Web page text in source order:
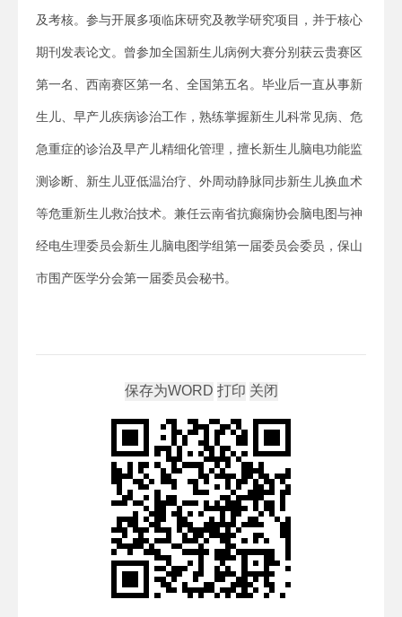
及考核。参与开展多项临床研究及教学研究项目，并于核心
期刊发表论文。曾参加全国新生儿病例大赛分别获云贵赛区
第一名、西南赛区第一名、全国第五名。毕业后一直从事新
生儿、早产儿疾病诊治工作，熟练掌握新生儿科常见病、危
急重症的诊治及早产儿精细化管理，擅长新生儿脑电功能监
测诊断、新生儿亚低温治疗、外周动静脉同步新生儿换血术
等危重新生儿救治技术。兼任云南省抗癫痫协会脑电图与神
经电生理委员会新生儿脑电图学组第一届委员会委员，保山
市围产医学分会第一届委员会秘书。